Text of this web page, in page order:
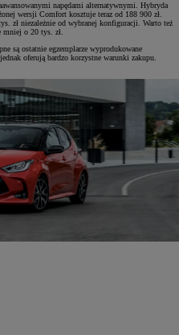
napędami alternatywnymi. Hybryda
wersji Comfort kosztuje teraz od 188 900 zł.
zł niezależnie od wybranej konfiguracji. Warto też
mniej o 20 tys. zł.
są ostatnie egzemplarze wyprodukowane
oferują bardzo korzystne warunki zakupu.